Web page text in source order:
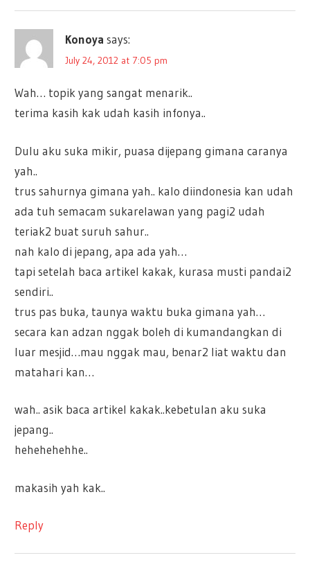
Konoya says:
July 24, 2012 at 7:05 pm
Wah… topik yang sangat menarik..
terima kasih kak udah kasih infonya..
Dulu aku suka mikir, puasa dijepang gimana caranya
yah..
trus sahurnya gimana yah.. kalo diindonesia kan udah
ada tuh semacam sukarelawan yang pagi2 udah
teriak2 buat suruh sahur..
nah kalo di jepang, apa ada yah…
tapi setelah baca artikel kakak, kurasa musti pandai2
sendiri..
trus pas buka, taunya waktu buka gimana yah…
secara kan adzan nggak boleh di kumandangkan di
luar mesjid…mau nggak mau, benar2 liat waktu dan
matahari kan…
wah.. asik baca artikel kakak..kebetulan aku suka
jepang..
hehehehehhe..
makasih yah kak..
Reply